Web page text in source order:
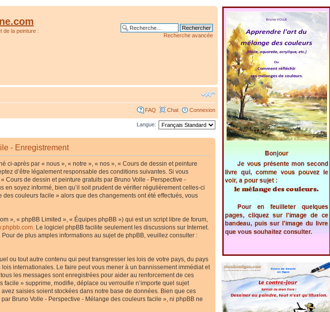
de la peinture :
Recherche avancée
FAQ Chat Connexion
Langue:
- Enregistrement
ci-après par « nous », « notre », « nos », « Cours de dessin et peinture
d’être légalement responsable des conditions suivantes. Si vous
Cours de dessin et peinture gratuits par Bruno Volle - Perspective -
soyez informé, bien qu’il soit prudent de vérifier régulièrement celles-ci
couleurs facile » alors que des changements ont été effectués, vous
», « phpBB Limited », « Équipes phpBB ») qui est un script libre de forum,
. Le logiciel phpBB facilite seulement les discussions sur Internet.
de plus amples informations au sujet de phpBB, veuillez consulter :
ou tout autre contenu qui peut transgresser les lois de votre pays, du pays
internationales. Le faire peut vous mener à un bannissement immédiat et
les messages sont enregistrées pour aider au renforcement de ces
» supprime, modifie, déplace ou verrouille n’importe quel sujet
saisies soient stockées dans notre base de données. Bien que ces
Bruno Volle - Perspective - Mélange des couleurs facile », ni phpBB ne